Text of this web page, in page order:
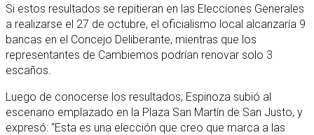
Si estos resultados se repitieran en las Elecciones Generales
a realizarse el 27 de octubre, el oficialismo local alcanzaría 9
bancas en el Concejo Deliberante, mientras que los
representantes de Cambiemos podrían renovar solo 3
escaños.
Luego de conocerse los resultados, Espinoza subió al
escenario emplazado en la Plaza San Martín de San Justo, y
expresó: “Esta es una elección que creo que marca a las